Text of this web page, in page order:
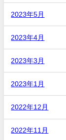
2023年5月
2023年4月
2023年3月
2023年1月
2022年12月
2022年11月